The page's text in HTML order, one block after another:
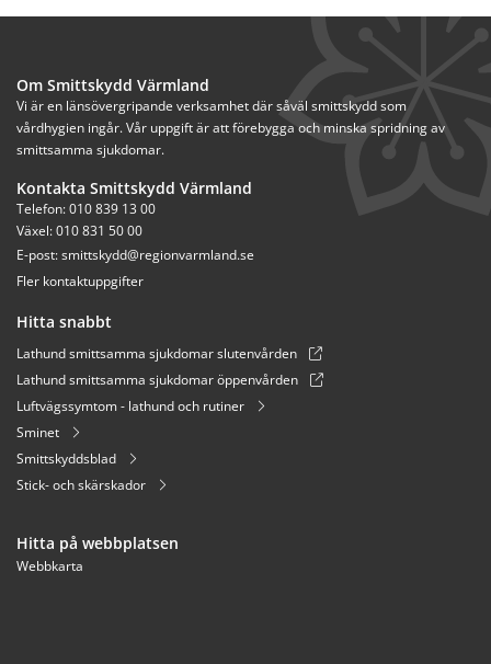
Om Smittskydd Värmland
Vi är en länsövergripande verksamhet där såväl smittskydd som
vårdhygien ingår. Vår uppgift är att förebygga och minska spridning av
smittsamma sjukdomar.
Kontakta Smittskydd Värmland
Telefon: 010 839 13 00
Växel: 010 831 50 00
E-post: smittskydd@regionvarmland.se
Fler kontaktuppgifter
Hitta snabbt
Lathund smittsamma sjukdomar slutenvården
Lathund smittsamma sjukdomar öppenvården
Luftvägssymtom - lathund och rutiner
Sminet
Smittskyddsblad
Stick- och skärskador
Hitta på webbplatsen
Webbkarta